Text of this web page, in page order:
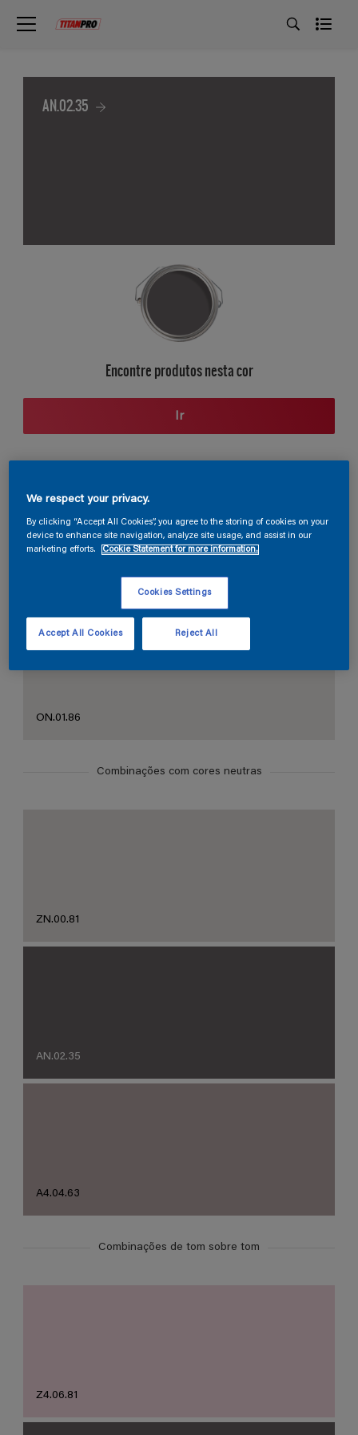
AN.02.35
Encontre produtos nesta cor
Ir
Seção de cores
ON.01.86
Combinações com cores neutras
ZN.00.81
AN.02.35
A4.04.63
Combinações de tom sobre tom
Z4.06.81
We respect your privacy.
By clicking “Accept All Cookies”, you agree to the storing of cookies on your
device to enhance site navigation, analyze site usage, and assist in our
marketing efforts.
Cookie Statement for more information.
Cookies Settings
Reject All
Accept All Cookies